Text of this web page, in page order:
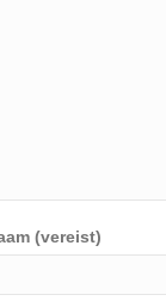
(vereist)